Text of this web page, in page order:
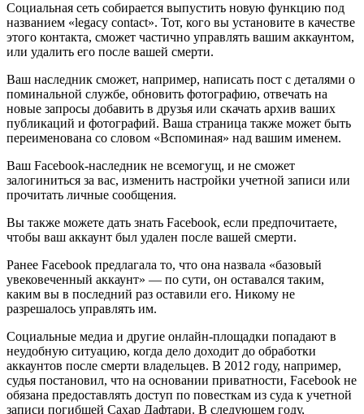
Социальная сеть собирается выпустить новую функцию под
названием «legacy contact». Тот, кого вы установите в качестве
этого контакта, сможет частично управлять вашим аккаунтом,
или удалить его после вашей смерти.
Ваш наследник сможет, например, написать пост с деталями о
поминальной службе, обновить фотографию, отвечать на
новые запросы добавить в друзья или скачать архив ваших
публикаций и фотографий. Ваша страница также может быть
переименована со словом «Вспоминая» над вашим именем.
Ваш Facebook-наследник не всемогущ, и не сможет
залогиниться за вас, изменить настройки учетной записи или
прочитать личные сообщения.
Вы также можете дать знать Facebook, если предпочитаете,
чтобы ваш аккаунт был удален после вашей смерти.
Ранее Facebook предлагала то, что она назвала «базовый
увековеченный аккаунт» — по сути, он оставался таким,
каким вы в последний раз оставили его. Никому не
разрешалось управлять им.
Социальные медиа и другие онлайн-площадки попадают в
неудобную ситуацию, когда дело доходит до обработки
аккаунтов после смерти владельцев. В 2012 году, например,
судья постановил, что на основании приватности, Facebook не
обязана предоставлять доступ по повесткам из суда к учетной
записи погибшей Сахар Дафтари. В следующем году,